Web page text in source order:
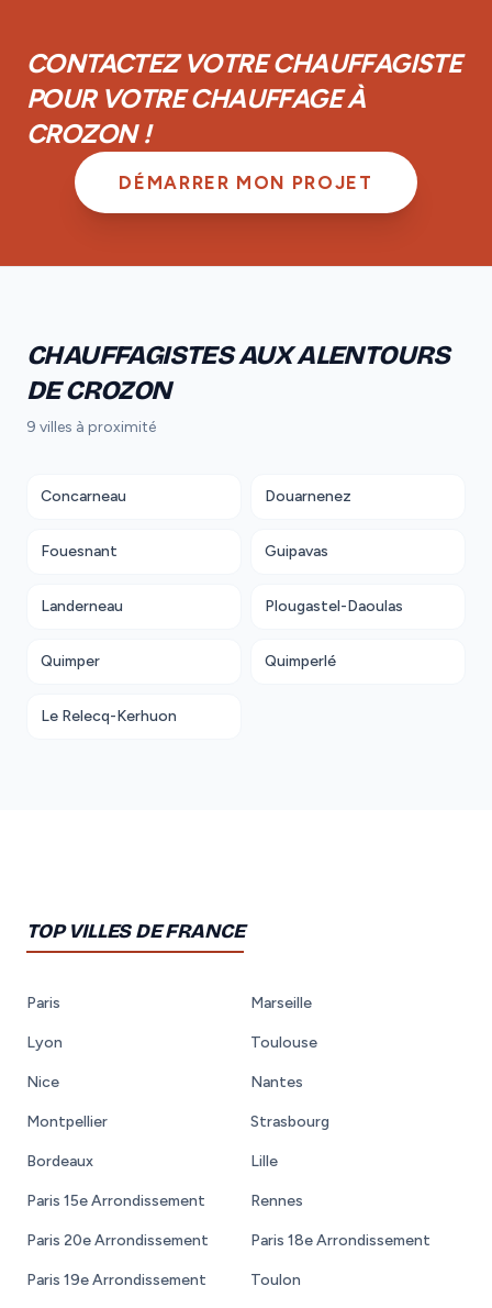
CONTACTEZ VOTRE CHAUFFAGISTE
POUR VOTRE CHAUFFAGE À
CROZON !
DÉMARRER MON PROJET
CHAUFFAGISTES AUX ALENTOURS
DE CROZON
9 villes à proximité
Concarneau Douarnenez
Fouesnant Guipavas
Landerneau Plougastel-Daoulas
Quimper Quimperlé
Le Relecq-Kerhuon
TOP VILLES DE FRANCE
Paris Marseille
Lyon Toulouse
Nice Nantes
Montpellier Strasbourg
Bordeaux Lille
Paris 15e Arrondissement Rennes
Paris 20e Arrondissement Paris 18e Arrondissement
Paris 19e Arrondissement Toulon